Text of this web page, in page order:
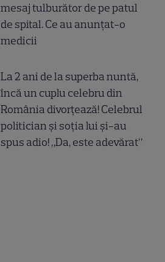
mesaj tulburător de pe patul
de spital. Ce au anunțat-o
medicii
La 2 ani de la superba nuntă,
încă un cuplu celebru din
România divorțează! Celebrul
politician și soția lui și-au
spus adio! „Da, este adevărat”